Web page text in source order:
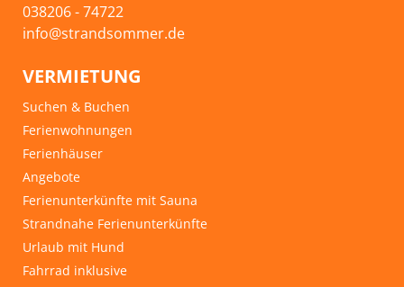
038206 - 74722
info@strandsommer.de
VERMIETUNG
Suchen & Buchen
Ferienwohnungen
Ferienhäuser
Angebote
Ferienunterkünfte mit Sauna
Strandnahe Ferienunterkünfte
Urlaub mit Hund
Fahrrad inklusive